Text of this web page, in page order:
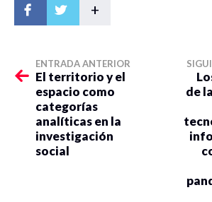
+
ENTRADA ANTERIOR
El territorio y el
espacio como
categorías
analíticas en la
investigación
social
de